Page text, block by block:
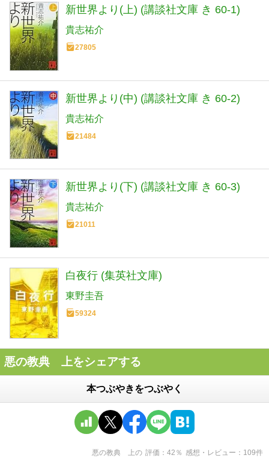
新世界より(上) (講談社文庫 き 60-1)
貴志祐介
27805
新世界より(中) (講談社文庫 き 60-2)
貴志祐介
21484
新世界より(下) (講談社文庫 き 60-3)
貴志祐介
21011
白夜行 (集英社文庫)
東野圭吾
59324
悪の教典 上をシェアする
本つぶやきをつぶやく
悪の教典 上の 評価 42 ％ 感想・レビュー 109件